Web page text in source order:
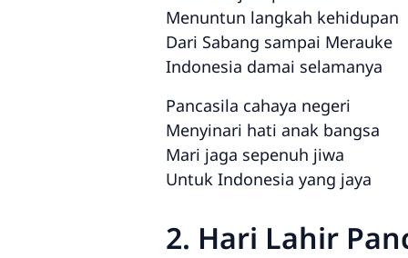
Menuntun langkah kehidupan
Dari Sabang sampai Merauke
Indonesia damai selamanya
Pancasila cahaya negeri
Menyinari hati anak bangsa
Mari jaga sepenuh jiwa
Untuk Indonesia yang jaya
2. Hari Lahir